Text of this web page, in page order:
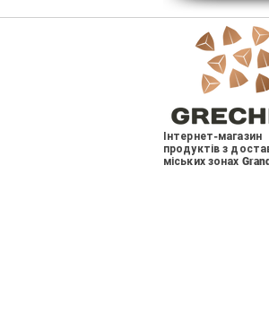
Інтернет-магазин
продуктів з
міських зонах